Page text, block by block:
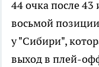
44 очка после 43
восьмой
у "Сибири",
выход в плей-